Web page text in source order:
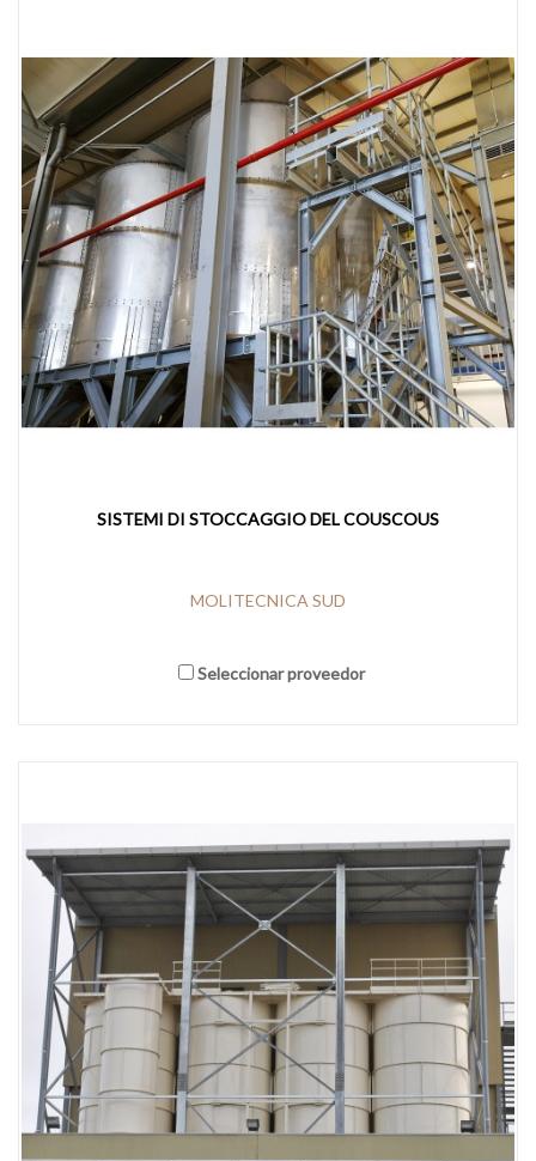
SISTEMI DI STOCCAGGIO DEL COUSCOUS
MOLITECNICA SUD
Seleccionar proveedor